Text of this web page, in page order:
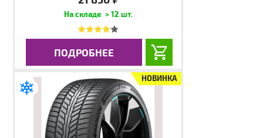
> 12 шт.
ПОДРОБНЕЕ
НОВИНКА